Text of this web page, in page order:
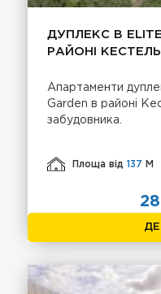
ДУПЛЕКС В ELITE
РАЙОНІ КЕСТЕЛЬ
Апартаменти
Garden в районі
забудовника.
Площа від137 М